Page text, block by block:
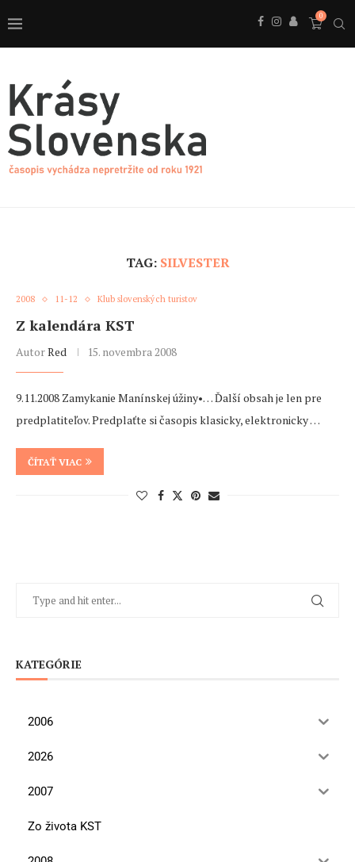
0
TAG: SILVESTER
2008 11-12 Klub slovenských turistov
Z kalendára KST
AutorRed 15. novembra 2008
9.11.2008 Zamykanie Manínskej úžiny•… Ďalší obsah je len pre
predplatiteľov. Predplaťte si časopis klasicky, elektronicky …
ČÍTAŤ VIAC
KATEGÓRIE
2006
2026
2007
Zo života KST